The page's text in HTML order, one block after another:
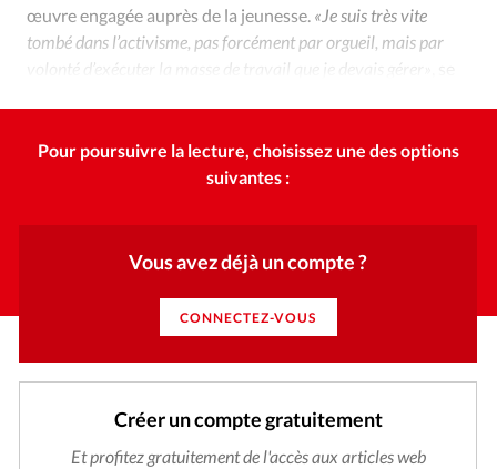
œuvre engagée auprès de la jeunesse. «Je suis très vite
tombé dans l’activisme, pas forcément par orgueil, mais par
volonté d’exécuter la masse de travail que je devais gérer»
Pour poursuivre la lecture, choisissez une des options
suivantes :
Vous avez déjà un compte ?
CONNECTEZ-VOUS
Créer un compte gratuitement
Et profitez gratuitement de l'accès aux articles web